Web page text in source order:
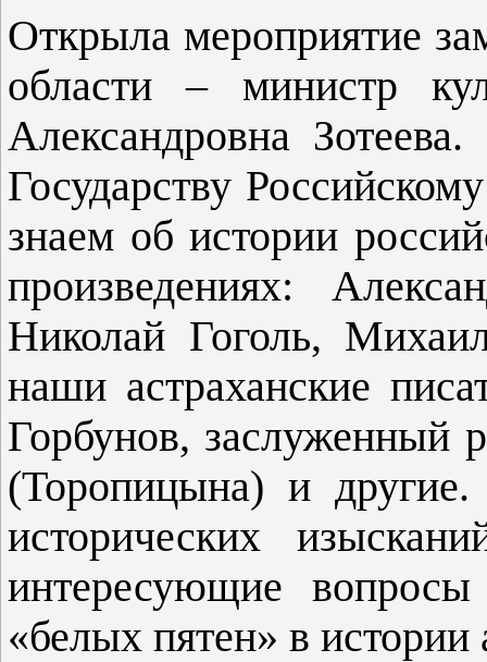
Открыла мероприятие
области – министр
Александровна
Государству
знаем об истории
произведениях:
Николай Гоголь,
наши астраханские
Горбунов, заслуженный
(Торопицына) и
исторических
интересующие
«белых пятен» в истории